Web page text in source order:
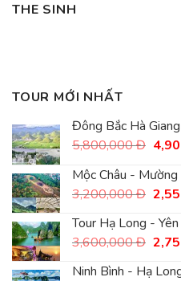
THE SINH
TOUR MỚI NHẤT
Đông Bắc Hà
5,800,000Đ Giá
là:
Đ.
Mộc Châu -
3,200,000Đ Giá
là:
Đ.
Tour Hạ Long -
3,600,000Đ Giá
là:
Ninh Bình - Hạ